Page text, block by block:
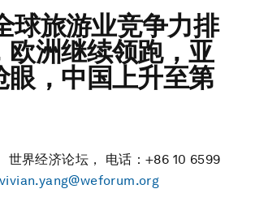
球旅游业竞争力排
欧洲继续领跑，亚
眼，中国上升至第
世界经济论坛， 电话：+86 10 6599
vivian.yang@weforum.org